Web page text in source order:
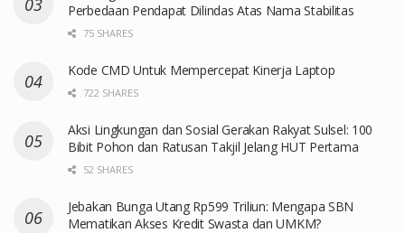
Perbedaan Pendapat Dilindas Atas Nama Stabilitas
75 SHARES
Kode CMD Untuk Mempercepat Kinerja Laptop
722 SHARES
Aksi Lingkungan dan Sosial Gerakan Rakyat Sulsel: 100
Bibit Pohon dan Ratusan Takjil Jelang HUT Pertama
52 SHARES
Jebakan Bunga Utang Rp599 Triliun: Mengapa SBN
Mematikan Akses Kredit Swasta dan UMKM?